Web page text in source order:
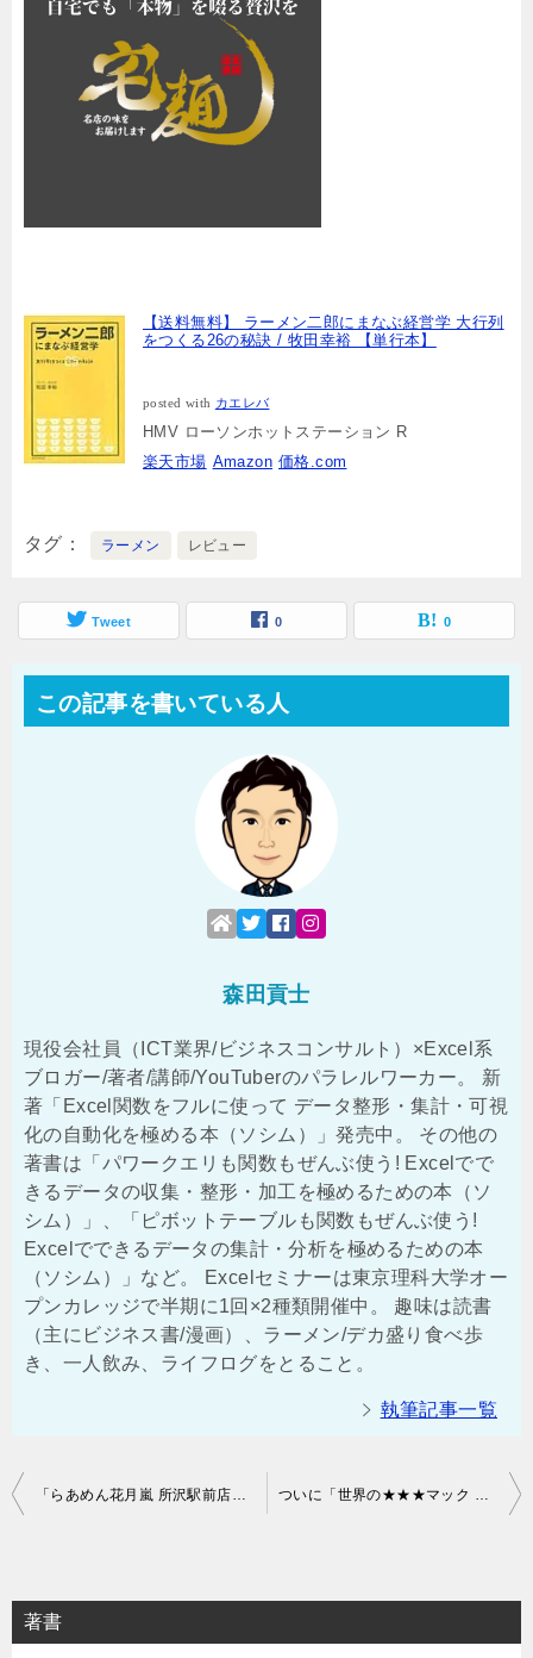
【送料無料】 ラーメン二郎にまなぶ経営学 大行列
をつくる26の秘訣 / 牧田幸裕 【単行本】
posted with カエレバ
HMV ローソンホットステーション R
楽天市場 Amazon 価格.com
タグ ラーメン レビュー
Tweet 0 0
この記事を書いている人
森田貢士
現役会社員（ICT業界/ビジネスコンサルト）×Excel系
ブロガー/著者/講師/YouTuberのパラレルワーカー。 新
著「Excel関数をフルに使って データ整形・集計・可視
化の自動化を極める本（ソシム）」発売中。 その他の
著書は「パワークエリも関数もぜんぶ使う! Excelでで
きるデータの収集・整形・加工を極めるための本（ソ
シム）」、「ピボットテーブルも関数もぜんぶ使う!
Excelでできるデータの集計・分析を極めるための本
（ソシム）」など。 Excelセミナーは東京理科大学オー
プンカレッジで半期に1回×2種類開催中。 趣味は読書
（主にビジネス書/漫画）、ラーメン/デカ盛り食べ歩
き、一人飲み、ライフログをとること。
執筆記事一覧
投
ビ
ゲ
「らあめん花月嵐 所沢駅前店」で直球な博多豚骨ラーメンなんでんかんねんを食べた！ ついに「世界の★★★マック 」を完全制覇！ラストを飾るのは「チーズオージーデリ」
著書